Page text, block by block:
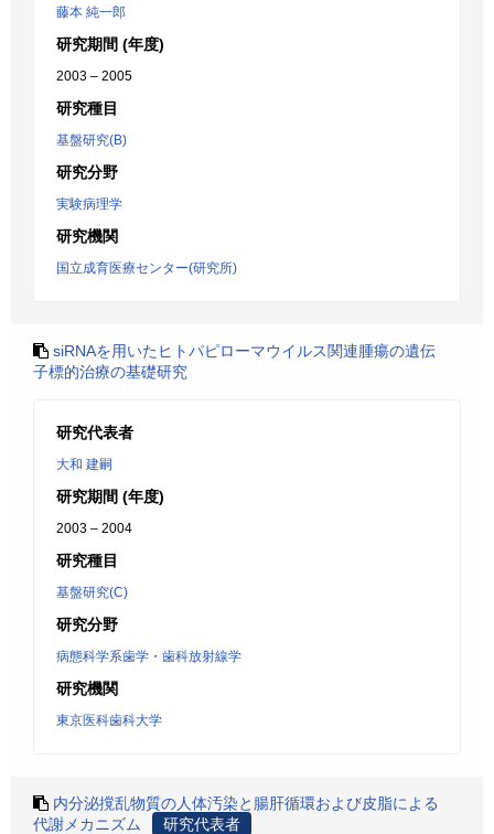
藤本 純一郎
研究期間 (年度)
2003 – 2005
研究種目
基盤研究(B)
研究分野
実験病理学
研究機関
国立成育医療センター(研究所)
siRNAを用いたヒトパピローマウイルス関連腫瘍の遺伝
子標的治療の基礎研究
研究代表者
大和 建嗣
研究期間 (年度)
2003 – 2004
研究種目
基盤研究(C)
研究分野
病態科学系歯学・歯科放射線学
研究機関
東京医科歯科大学
内分泌撹乱物質の人体汚染と腸肝循環および皮脂による
代謝メカニズム
研究代表者